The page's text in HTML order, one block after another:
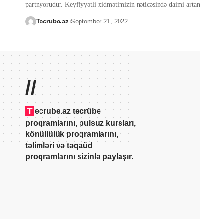
partnyorudur. Keyfiyyətli xidmətimizin nəticəsində daimi artan
Tecrube.az September 21, 2022
//
T ecrube.az təcrübə
proqramlarını, pulsuz kursları,
könüllülük proqramlarını,
təlimləri və təqaüd
proqramlarını sizinlə paylaşır.